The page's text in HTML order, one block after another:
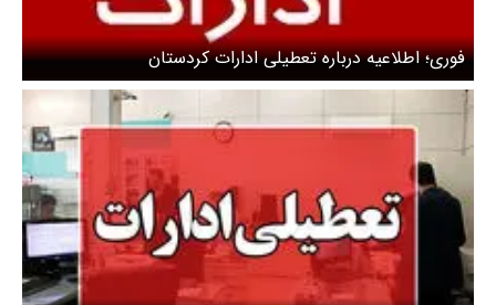
فوری؛ اطلاعیه درباره تعطیلی ادارات کردستان